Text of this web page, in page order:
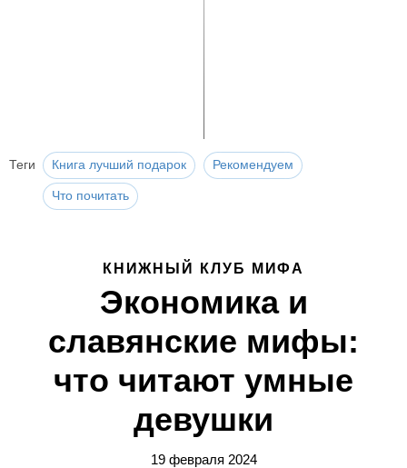
Теги Книга лучший подарок Рекомендуем
Что почитать
КНИЖНЫЙ КЛУБ МИФА
Экономика и
славянские мифы:
что читают умные
девушки
19 февраля 2024